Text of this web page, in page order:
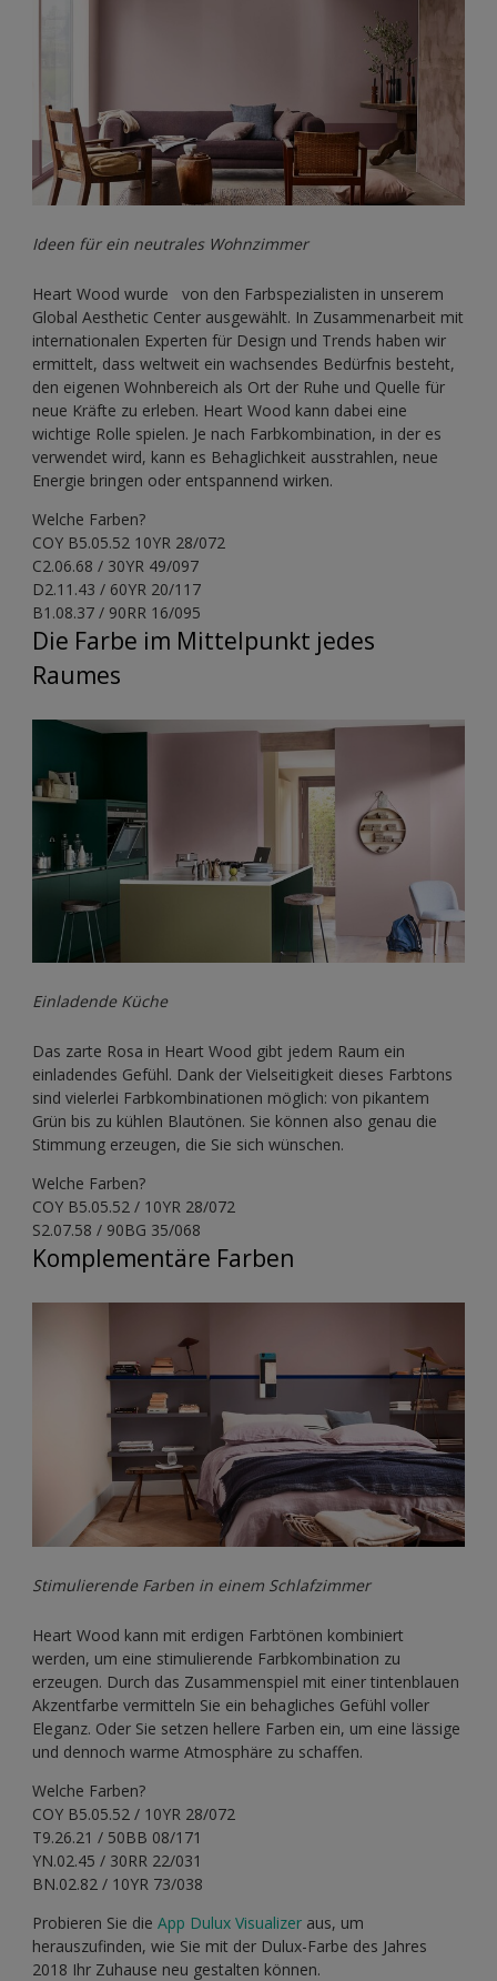
Ideen für ein neutrales Wohnzimmer
Heart Wood wurde von den Farbspezialisten in unserem
Global Aesthetic Center ausgewählt. In Zusammenarbeit mit
internationalen Experten für Design und Trends haben wir
ermittelt, dass weltweit ein wachsendes Bedürfnis besteht,
den eigenen Wohnbereich als Ort der Ruhe und Quelle für
neue Kräfte zu erleben. Heart Wood kann dabei eine
wichtige Rolle spielen. Je nach Farbkombination, in der es
verwendet wird, kann es Behaglichkeit ausstrahlen, neue
Energie bringen oder entspannend wirken.
Welche Farben?
COY B5.05.52 10YR 28/072
C2.06.68 / 30YR 49/097
D2.11.43 / 60YR 20/117
B1.08.37 / 90RR 16/095
Die Farbe im Mittelpunkt jedes
Raumes
Einladende Küche
Das zarte Rosa in Heart Wood gibt jedem Raum ein
einladendes Gefühl. Dank der Vielseitigkeit dieses Farbtons
sind vielerlei Farbkombinationen möglich: von pikantem
Grün bis zu kühlen Blautönen. Sie können also genau die
Stimmung erzeugen, die Sie sich wünschen.
Welche Farben?
COY B5.05.52 / 10YR 28/072
S2.07.58 / 90BG 35/068
Komplementäre Farben
Stimulierende Farben in einem Schlafzimmer
Heart Wood kann mit erdigen Farbtönen kombiniert
werden, um eine stimulierende Farbkombination zu
erzeugen. Durch das Zusammenspiel mit einer tintenblauen
Akzentfarbe vermitteln Sie ein behagliches Gefühl voller
Eleganz. Oder Sie setzen hellere Farben ein, um eine lässige
und dennoch warme Atmosphäre zu schaffen.
Welche Farben?
COY B5.05.52 / 10YR 28/072
T9.26.21 / 50BB 08/171
YN.02.45 / 30RR 22/031
BN.02.82 / 10YR 73/038
Probieren Sie die App Dulux Visualizer aus, um
herauszufinden, wie Sie mit der Dulux-Farbe des Jahres
2018 Ihr Zuhause neu gestalten können.